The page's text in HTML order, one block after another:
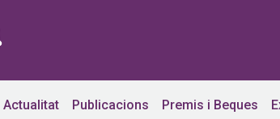
Actualitat Publicacions Premis i Beques